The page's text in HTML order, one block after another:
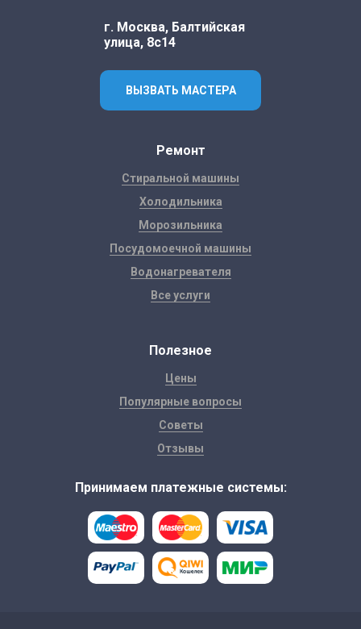
г. Москва, Балтийская
улица, 8с14
ВЫЗВАТЬ МАСТЕРА
Ремонт
Стиральной машины
Холодильника
Морозильника
Посудомоечной машины
Водонагревателя
Все услуги
Полезное
Цены
Популярные вопросы
Советы
Отзывы
Принимаем платежные системы: